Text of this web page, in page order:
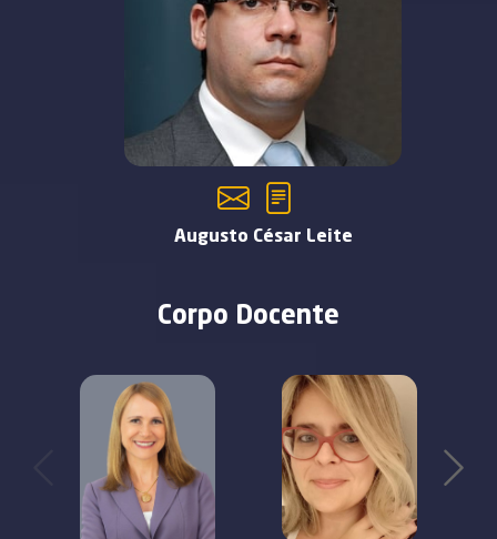
Augusto César Leite
Corpo Docente